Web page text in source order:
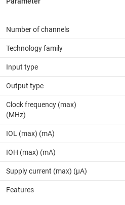
Number of channels
Technology family
Input type
Output type
Clock frequency (max)
(MHz)
IOL (max) (mA)
IOH (max) (mA)
Supply current (max) (µA)
Features